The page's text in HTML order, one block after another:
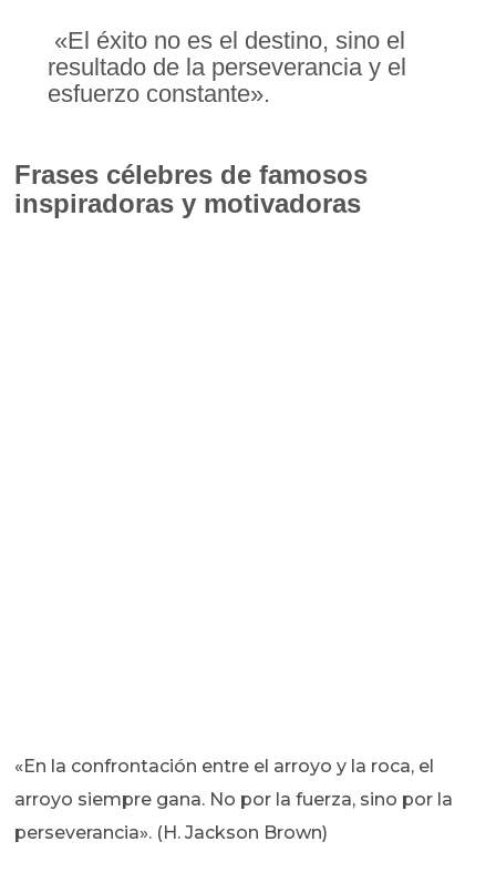
«El éxito no es el destino, sino el
resultado de la perseverancia y el
esfuerzo constante».
Frases célebres de famosos
inspiradoras y motivadoras
«En la confrontación entre el arroyo y la roca, el
arroyo siempre gana. No por la fuerza, sino por la
perseverancia». (H. Jackson Brown)